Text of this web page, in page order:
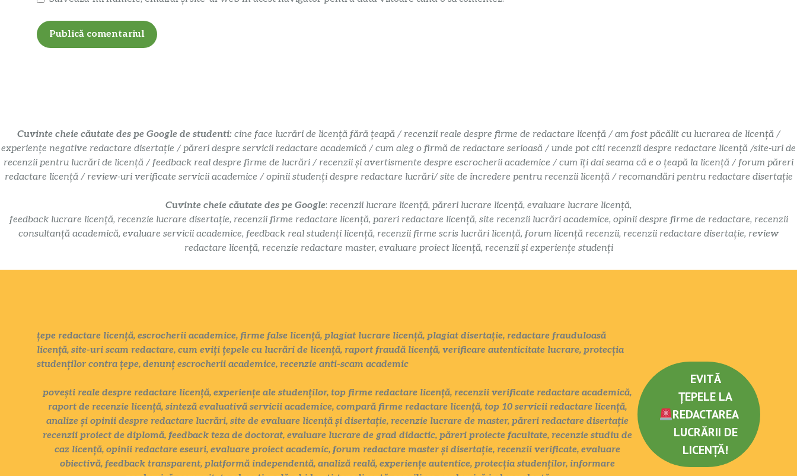
Cuvinte cheie căutate des pe Google de studenti: cine face lucrări de licență fără țeapă / recenzii reale despre firme de redactare licență / am fost păcălit cu lucrarea de licență /
experiențe negative redactare disertație / păreri despre servicii redactare academică / cum aleg o firmă de redactare serioasă / unde pot citi recenzii despre redactare licență /site-uri de
recenzii pentru lucrări de licență / feedback real despre firme de lucrări / recenzii și avertismente despre escrocherii academice / cum îți dai seama că e o țeapă la licență / forum păreri
redactare licență / review-uri verificate servicii academice / opinii studenți despre redactare lucrări/ site de încredere pentru recenzii licență / recomandări pentru redactare disertație
Cuvinte cheie căutate des pe Google: recenzii lucrare licență, păreri lucrare licență, evaluare lucrare licență,
feedback lucrare licență, recenzie lucrare disertație, recenzii firme redactare licență, pareri redactare licență, site recenzii lucrări academice, opinii despre firme de redactare, recenzii
consultanță academică, evaluare servicii academice, feedback real studenți licență, recenzii firme scris lucrări licență, forum licență recenzii, recenzii redactare disertație, review
redactare licență, recenzie redactare master, evaluare proiect licență, recenzii și experiențe studenți
țepe redactare licență, escrocherii academice, firme false licență, plagiat lucrare licență, plagiat disertație, redactare frauduloasă
licență, site-uri scam redactare, cum eviți țepele cu lucrări de licență, raport fraudă licență, verificare autenticitate lucrare, protecția
studenților contra țepe, denunț escrocherii academice, recenzie anti-scam academic
povești reale despre redactare licență, experiențe ale studenților, top firme redactare licență, recenzii verificate redactare academică,
raport de recenzie licență, sinteză evaluativă servicii academice, compară firme redactare licență, top 10 servicii redactare licență,
analize și opinii despre redactare lucrări, site de evaluare licență și disertație, recenzie lucrare de master, păreri redactare disertație
recenzii proiect de diplomă, feedback teza de doctorat, evaluare lucrare de grad didactic, păreri proiecte facultate, recenzie studiu de
caz licență, opinii redactare eseuri, evaluare proiect academic, forum redactare master și disertație, recenzii verificate, evaluare
obiectivă, feedback transparent, platformă independentă, analiză reală, experiențe autentice, protecția studenților, informare
EVITĂ
ȚEPELE LA
REDACTAREA
LUCRĂRII DE
LICENȚĂ!